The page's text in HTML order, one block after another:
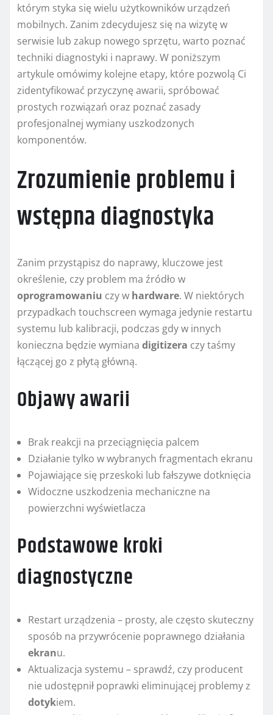
którym styka się wielu użytkowników urządzeń
mobilnych. Zanim zdecydujesz się na wizytę w
serwisie lub zakup nowego sprzętu, warto poznać
techniki diagnostyki i naprawy. W poniższym
artykule omówimy kolejne etapy, które pozwolą Ci
zidentyfikować przyczynę awarii, spróbować
prostych rozwiązań oraz poznać zasady
profesjonalnej wymiany uszkodzonych
komponentów.
Zrozumienie problemu i
wstępna diagnostyka
Zanim przystąpisz do naprawy, kluczowe jest
określenie, czy problem ma źródło w
oprogramowaniu czy w hardware. W niektórych
przypadkach touchscreen wymaga jedynie restartu
systemu lub kalibracji, podczas gdy w innych
konieczna będzie wymiana digitizera czy taśmy
łączącej go z płytą główną.
Objawy awarii
Brak reakcji na przeciągnięcia palcem
Działanie tylko w wybranych fragmentach ekranu
Pojawiające się przeskoki lub fałszywe dotknięcia
Widoczne uszkodzenia mechaniczne na
powierzchni wyświetlacza
Podstawowe kroki
diagnostyczne
Restart urządzenia – prosty, ale często skuteczny
sposób na przywrócenie poprawnego działania
ekranu.
Aktualizacja systemu – sprawdź, czy producent
nie udostępnił poprawki eliminującej problemy z
dotykiem.